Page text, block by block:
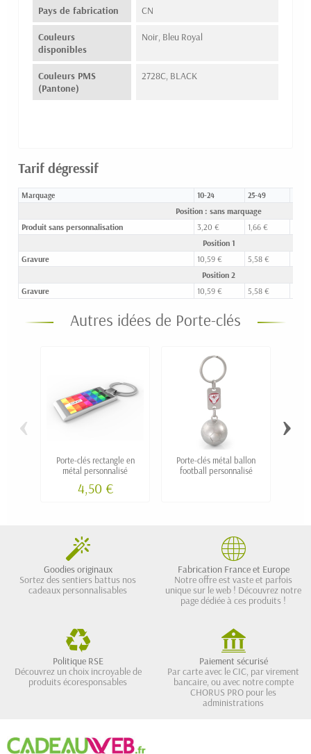
Pays de fabrication CN
Couleurs
disponibles
Noir, Bleu Royal
Couleurs PMS
(Pantone)
2728C, BLACK
Tarif dégressif
Marquage 10-24 25-49
Position : sans marquage
Produit sans personnalisation
3,20 € 1,66 €
Position 1
Gravure
10,59 € 5,58 €
Position 2
Gravure
10,59 € 5,58 €
Autres idées de Porte-clés
Porte-clés rectangle en
métal personnalisé
4,50 €
Porte-clés métal ballon
football personnalisé
‹ ›
Goodies originaux
Sortez des sentiers battus nos
cadeaux personnalisables
Fabrication France et Europe
Notre offre est vaste et parfois
unique sur le web ! Découvrez notre
page dédiée à ces produits !
Politique RSE
Découvrez un choix incroyable de
produits écoresponsables
Paiement sécurisé
Par carte avec le CIC, par virement
bancaire, ou avec notre compte
CHORUS PRO pour les
administrations